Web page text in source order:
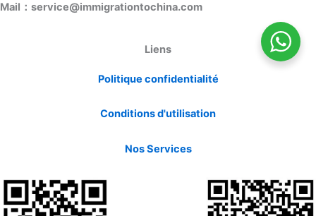
Mail：service@immigrationtochina.com
Liens
Politique confidentialité
Conditions d'utilisation
Nos Services